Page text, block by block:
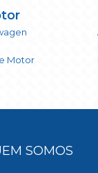
Motor
SOMOS